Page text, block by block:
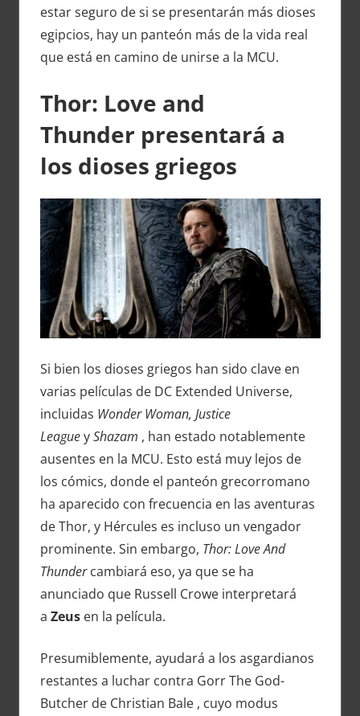
estar seguro de si se presentarán más dioses
egipcios, hay un panteón más de la vida real
que está en camino de unirse a la MCU.
Thor: Love and
Thunder presentará a
los dioses griegos
Si bien los dioses griegos han sido clave en
varias películas de DC Extended Universe,
incluidas Wonder Woman, Justice
LeagueyShazam , han estado notablemente
ausentes en la MCU. Esto está muy lejos de
los cómics, donde el panteón grecorromano
ha aparecido con frecuencia en las aventuras
de Thor, y Hércules es incluso un vengador
prominente. Sin embargo, Thor: Love And
Thundercambiará eso, ya que se ha
anunciado que Russell Crowe interpretará
a Zeusen la película.
Presumiblemente, ayudará a los asgardianos
restantes a luchar contra Gorr The God-
Butcher de Christian Bale , cuyo modus